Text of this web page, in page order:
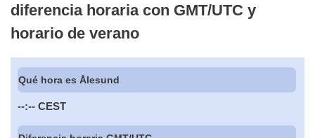
diferencia horaria con GMT/UTC y
horario de verano
Qué hora es Ålesund
--:-- CEST